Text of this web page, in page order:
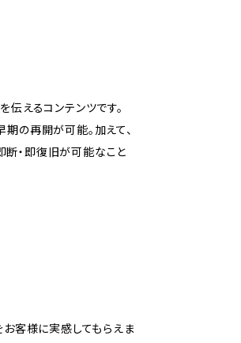
えるコンテンツです。
の再開が可能。加えて、
・即復旧が可能なこと
お客様に実感してもらえま